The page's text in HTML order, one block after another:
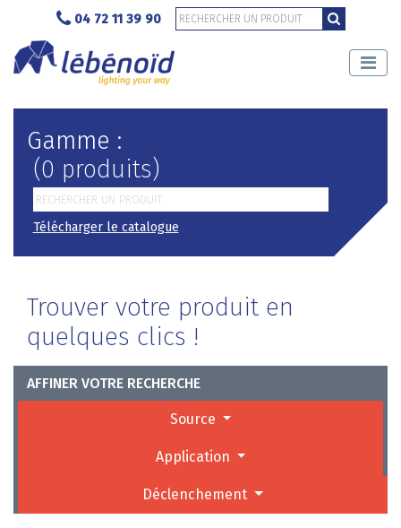
04 72 11 39 90
Gamme :
(0 produits)
Télécharger le catalogue
Trouver votre produit en
quelques clics !
AFFINER VOTRE RECHERCHE
Source
Application
Déclenchement